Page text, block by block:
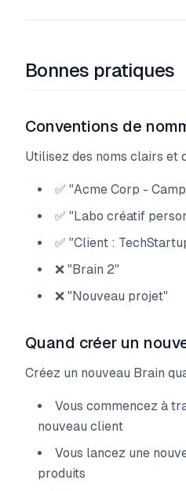
Bonnes pratiques
Conventions de
Utilisez des noms clairs et
✅ "Acme Corp -
✅ "Labo créatif
✅ "Client :
❌ "Brain 2"
❌ "Nouveau projet"
Quand créer un
Créez un nouveau Brain
Vous commencez à
nouveau client
Vous lancez une
produits